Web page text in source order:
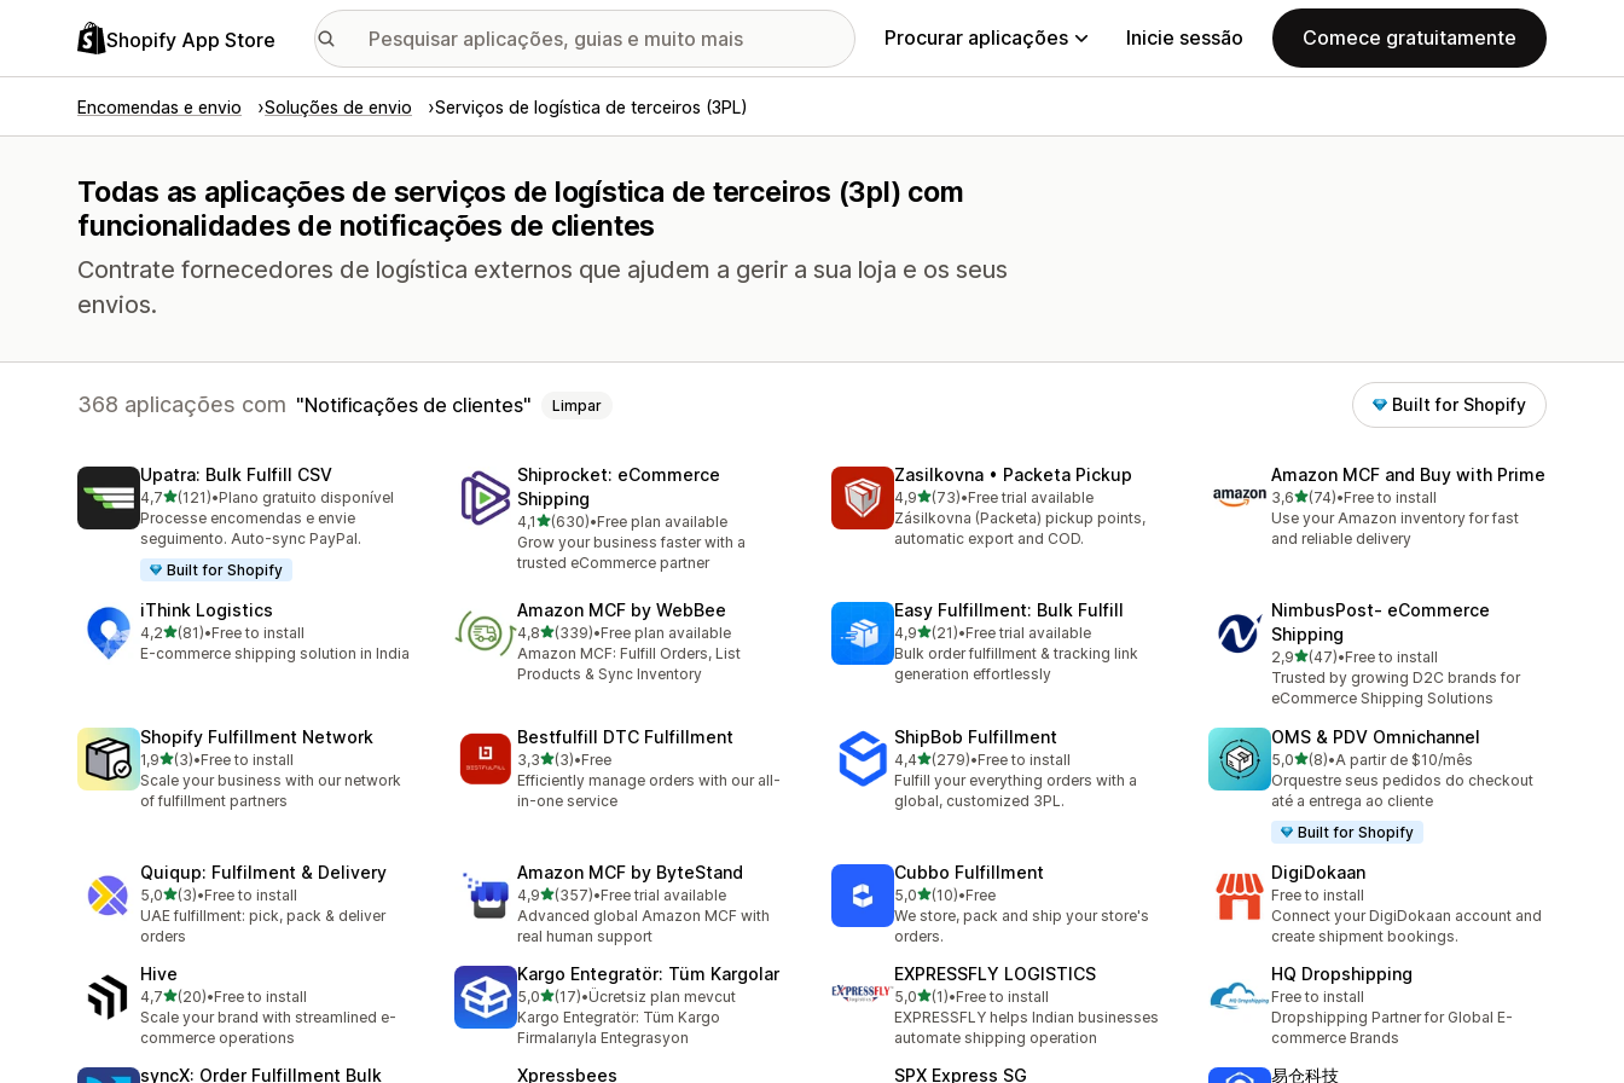
Shopify App Store Procurar aplicações Inicie sessão Comece gratuitamente
Encomendas e envio Soluções de envio Serviços de logística de terceiros (3PL)
Todas as aplicações de serviços de logística de terceiros (3pl) com
funcionalidades de notificações de clientes
Contrate fornecedores de logística externos que ajudem a gerir a sua loja e os seus
envios.
368 aplicações com Notificações de clientes Limpar Built for Shopify
Upatra: Bulk Fulfill CSV
4,7de 5 estrelas
(121)
121 total de avaliações
•Plano gratuito disponível
Processe encomendas e envie
seguimento. Auto-sync PayPal.
Built for Shopify
Shiprocket: eCommerce
Shipping
4,1de 5 estrelas
(630)
630 total de avaliações
•Free plan available
Grow your business faster with a
trusted eCommerce partner
Zasilkovna • Packeta Pickup
4,9de 5 estrelas
(73)
73 total de avaliações
•Free trial available
Zásilkovna (Packeta) pickup points,
automatic export and COD.
Amazon MCF and Buy with Prime
3,6de 5 estrelas
(74)
74 total de avaliações
•Free to install
Use your Amazon inventory for fast
and reliable delivery
iThink Logistics
4,2de 5 estrelas
(81)
81 total de avaliações
•Free to install
E-commerce shipping solution in India
Amazon MCF by WebBee
4,8de 5 estrelas
(339)
339 total de avaliações
•Free plan available
Amazon MCF: Fulfill Orders, List
Products & Sync Inventory
Easy Fulfillment: Bulk Fulfill
4,9de 5 estrelas
(21)
21 total de avaliações
•Free trial available
Bulk order fulfillment & tracking link
generation effortlessly
NimbusPost‑ eCommerce
Shipping
2,9de 5 estrelas
(47)
47 total de avaliações
•Free to install
Trusted by growing D2C brands for
eCommerce Shipping Solutions
Shopify Fulfillment Network
1,9de 5 estrelas
(3)
3 total de avaliações
•Free to install
Scale your business with our network
of fulfillment partners
Bestfulfill DTC Fulfillment
3,3de 5 estrelas
(3)
3 total de avaliações
•Free
Efficiently manage orders with our all-
in-one service
ShipBob Fulfillment
4,4de 5 estrelas
(279)
279 total de avaliações
•Free to install
Fulfill your everything orders with a
global, customized 3PL.
OMS & PDV Omnichannel
5,0de 5 estrelas
(8)
8 total de avaliações
•A partir de $10/mês
Orquestre seus pedidos do checkout
até a entrega ao cliente
Built for Shopify
Quiqup: Fulfilment & Delivery
5,0de 5 estrelas
(3)
3 total de avaliações
•Free to install
UAE fulfillment: pick, pack & deliver
orders
Amazon MCF by ByteStand
4,9de 5 estrelas
(357)
357 total de avaliações
•Free trial available
Advanced global Amazon MCF with
real human support
Cubbo Fulfillment
5,0de 5 estrelas
(10)
10 total de avaliações
•Free
We store, pack and ship your store's
orders.
DigiDokaan
Free to install
Connect your DigiDokaan account and
create shipment bookings.
Hive
4,7de 5 estrelas
(20)
20 total de avaliações
•Free to install
Scale your brand with streamlined e-
commerce operations
Kargo Entegratör: Tüm Kargolar
5,0de 5 estrelas
(17)
17 total de avaliações
•Ücretsiz plan mevcut
Kargo Entegratör: Tüm Kargo
Firmalarıyla Entegrasyon
EXPRESSFLY LOGISTICS
5,0de 5 estrelas
(1)
1 total de avaliações
•Free to install
EXPRESSFLY helps Indian businesses
automate shipping operation
HQ Dropshipping
Free to install
Dropshipping Partner for Global E-
commerce Brands
syncX: Order Fulfillment Bulk Xpressbees SPX Express SG 易仓科技